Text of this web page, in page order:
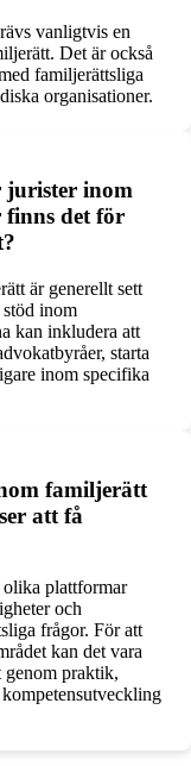
vanligtvis en
Det är också
familjerättsliga
organisationer.
jurister inom
det för
är generellt sett
inom
kan inkludera att
starta
inom specifika
familjerätt
att få
plattformar
och
frågor. För att
kan det vara
genom praktik,